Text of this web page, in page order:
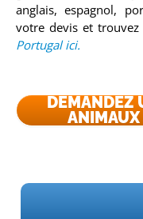
anglais, espagnol,
votre devis et
Portugal ici.
DEMANDEZ